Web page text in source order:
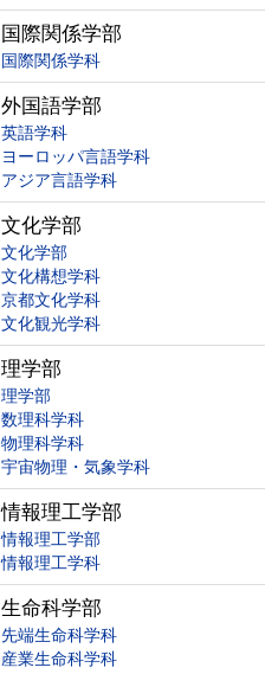
国際関係学部
国際関係学科
外国語学部
英語学科
ヨーロッパ言語学科
アジア言語学科
文化学部
文化学部
文化構想学科
京都文化学科
文化観光学科
理学部
理学部
数理科学科
物理科学科
宇宙物理・気象学科
情報理工学部
情報理工学部
情報理工学科
生命科学部
先端生命科学科
産業生命科学科